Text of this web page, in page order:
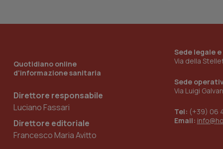
Quotidiano online
d'informazione sanitaria
Direttore responsabile
Luciano Fassari
Direttore editoriale
Francesco Maria Avitto
Sede legale
Via della
Sede
Via Luigi
Tel: (+39) 06
Email: